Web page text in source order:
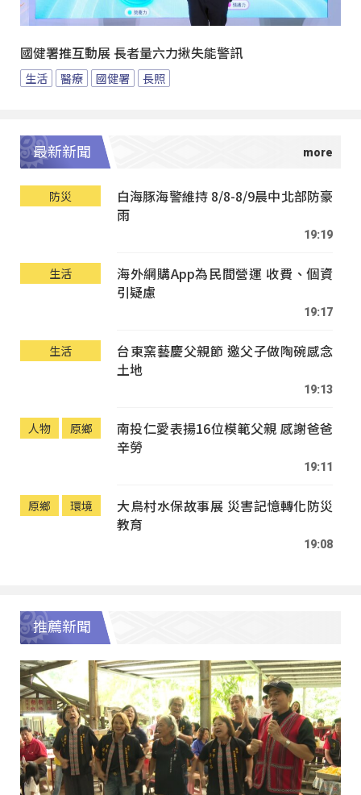
國健署推互動展 長者量六力揪失能警訊
生活 醫療 國健署 長照
最新新聞
防災
白海豚海警維持 8/8-8/9晨中北部防豪
雨
19:19
生活
海外網購App為民間營運 收費、個資
引疑慮
19:17
生活
台東窯藝慶父親節 邀父子做陶碗感念
土地
19:13
人物 原鄉
南投仁愛表揚16位模範父親 感謝爸爸
辛勞
19:11
原鄉 環境
大鳥村水保故事展 災害記憶轉化防災
教育
19:08
推薦新聞